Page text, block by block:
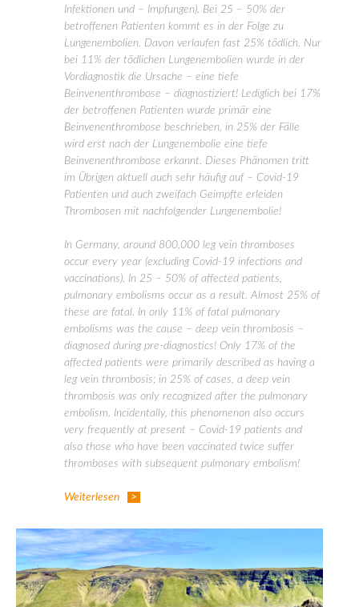
Infektionen und – Impfungen). Bei 25 – 50% der
betroffenen Patienten kommt es in der Folge zu
Lungenembolien. Davon verlaufen fast 25% tödlich. Nur
bei 11% der tödlichen Lungenembolien wurde in der
Vordiagnostik die Ursache – eine tiefe
Beinvenenthrombose – diagnostiziert! Lediglich bei 17%
der betroffenen Patienten wurde primär eine
Beinvenenthrombose beschrieben, in 25% der Fälle
wird erst nach der Lungenembolie eine tiefe
Beinvenenthrombose erkannt. Dieses Phänomen tritt
im Übrigen aktuell auch sehr häufig auf – Covid-19
Patienten und auch zweifach Geimpfte erleiden
Thrombosen mit nachfolgender Lungenembolie!
In Germany, around 800,000 leg vein thromboses
occur every year (excluding Covid-19 infections and
vaccinations). In 25 – 50% of affected patients,
pulmonary embolisms occur as a result. Almost 25% of
these are fatal. In only 11% of fatal pulmonary
embolisms was the cause – deep vein thrombosis –
diagnosed during pre-diagnostics! Only 17% of the
affected patients were primarily described as having a
leg vein thrombosis; in 25% of cases, a deep vein
thrombosis was only recognized after the pulmonary
embolism. Incidentally, this phenomenon also occurs
very frequently at present – Covid-19 patients and
also those who have been vaccinated twice suffer
thromboses with subsequent pulmonary embolism!
Weiterlesen